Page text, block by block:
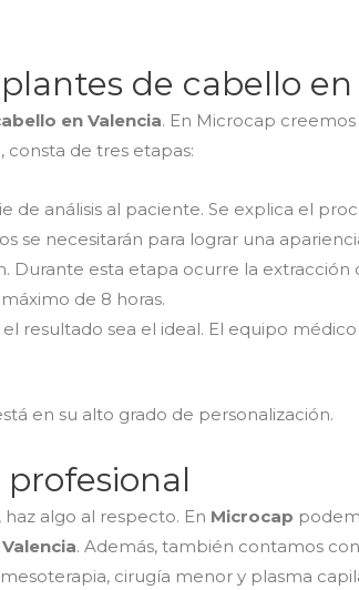
de cabello en
en Valencia. En Microcap
de tres etapas:
análisis al paciente. Se explica el
se necesitarán para lograr una
esta etapa ocurre la extracción
de 8 horas.
resultado sea el ideal. El equipo
en su alto grado de personalización.
algo al respecto. En Microcap
. Además, también contamos
cirugía menor y plasma